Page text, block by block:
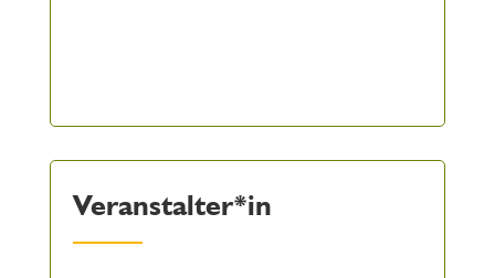
Veranstalter*in